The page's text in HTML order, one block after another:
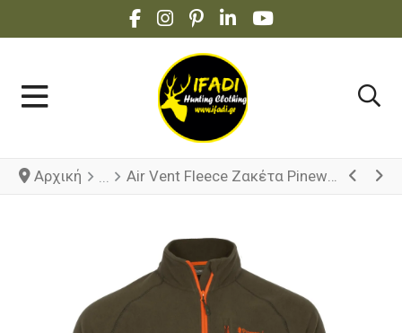
FACEBOOK SOCIAL LINK
INSTAGRAM SOCIAL LINK
PINTEREST SOCIAL LINK
LINKEDIN SOCIAL LINK
YOUTUBE SOCIAL
Αρχική Air Vent Fleece Ζακέτα Pinewood